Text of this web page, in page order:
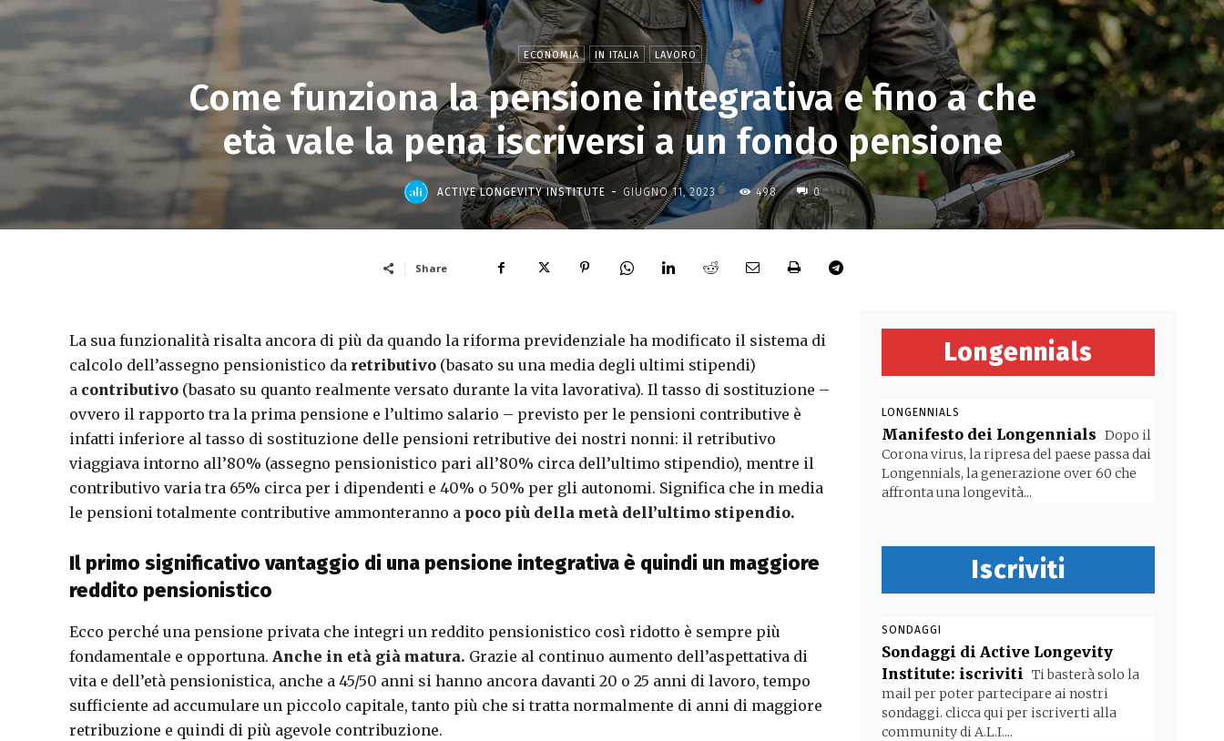
ECONOMIA IN ITALIA LAVORO
Come funziona la pensione integrativa e fino a che
età vale la pena iscriversi a un fondo pensione
ACTIVE LONGEVITY INSTITUTE - GIUGNO 11, 2023 498 0
Share
La sua funzionalità risalta ancora di più da quando la riforma previdenziale ha modificato il sistema di
calcolo dell’assegno pensionistico da retributivo (basato su una media degli ultimi stipendi)
a contributivo (basato su quanto realmente versato durante la vita lavorativa). Il tasso di sostituzione –
ovvero il rapporto tra la prima pensione e l’ultimo salario – previsto per le pensioni contributive è
infatti inferiore al tasso di sostituzione delle pensioni retributive dei nostri nonni: il retributivo
viaggiava intorno all’80% (assegno pensionistico pari all’80% circa dell’ultimo stipendio), mentre il
contributivo varia tra 65% circa per i dipendenti e 40% o 50% per gli autonomi. Significa che in media
le pensioni totalmente contributive ammonteranno a poco più della metà dell’ultimo stipendio.
Il primo significativo vantaggio di una pensione integrativa è quindi un maggiore
reddito pensionistico
Ecco perché una pensione privata che integri un reddito pensionistico così ridotto è sempre più
fondamentale e opportuna. Anche in età già matura. Grazie al continuo aumento dell’aspettativa di
vita e dell’età pensionistica, anche a 45/50 anni si hanno ancora davanti 20 o 25 anni di lavoro, tempo
sufficiente ad accumulare un piccolo capitale, tanto più che si tratta normalmente di anni di maggiore
retribuzione e quindi di più agevole contribuzione.
Longennials
LONGENNIALS
Manifesto dei Longennials Dopo il
Corona virus, la ripresa del paese passa dai
Longennials, la generazione over 60 che
affronta una longevità...
Iscriviti
SONDAGGI
Sondaggi di Active Longevity
Institute: iscriviti Ti basterà solo la
mail per poter partecipare ai nostri
sondaggi. clicca qui per iscriverti alla
community di A.L.I....